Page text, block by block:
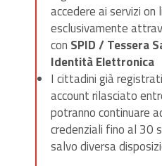
accedere ai servizi
esclusivamente
con SPID / Tessera
Identità Elettronica
I cittadini già
account rilasciato
potranno continuare
credenziali fino al 30
salvo diversa